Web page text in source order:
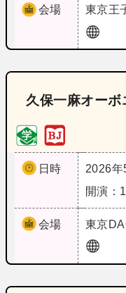
会場 東京王
久保一麻オー
日時
2026年
開演：
会場 東京